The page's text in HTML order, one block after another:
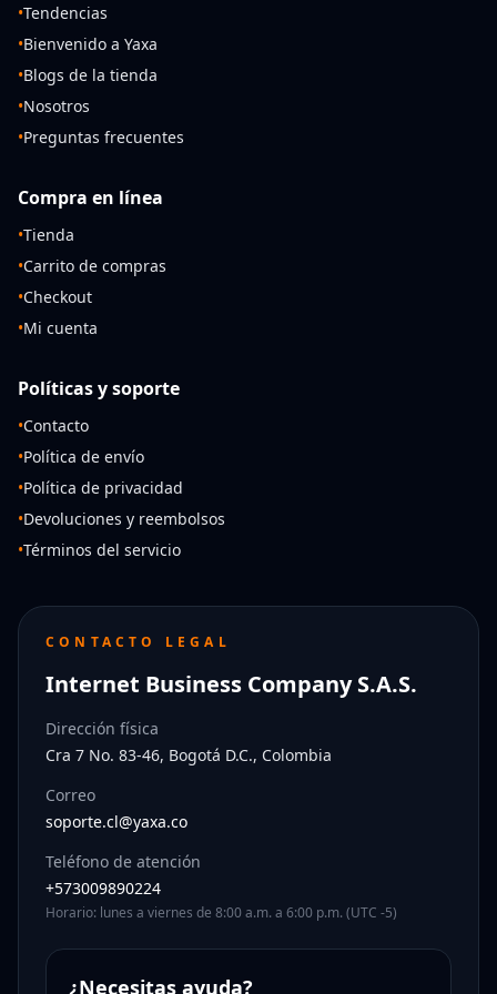
•Tendencias
•Bienvenido a Yaxa
•Blogs de la tienda
•Nosotros
•Preguntas frecuentes
Compra en línea
•Tienda
•Carrito de compras
•Checkout
•Mi cuenta
Políticas y soporte
•Contacto
•Política de envío
•Política de privacidad
•Devoluciones y reembolsos
•Términos del servicio
CONTACTO LEGAL
Internet Business Company S.A.S.
Dirección física
Cra 7 No. 83-46, Bogotá D.C., Colombia
Correo
soporte.cl@yaxa.co
Teléfono de atención
+573009890224
Horario: lunes a viernes de 8:00 a.m. a 6:00 p.m. (UTC -5)
¿Necesitas ayuda?